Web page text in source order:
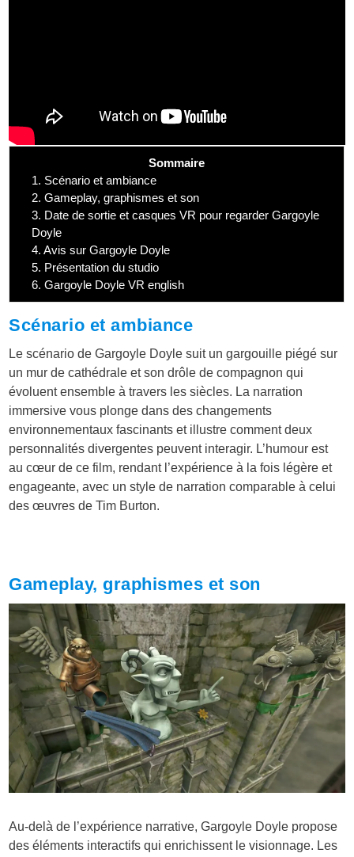
Sommaire
1. Scénario et ambiance
2. Gameplay, graphismes et son
3. Date de sortie et casques VR pour regarder Gargoyle
Doyle
4. Avis sur Gargoyle Doyle
5. Présentation du studio
6. Gargoyle Doyle VR english
Scénario et ambiance
Le scénario de Gargoyle Doyle suit un gargouille piégé sur
un mur de cathédrale et son drôle de compagnon qui
évoluent ensemble à travers les siècles. La narration
immersive vous plonge dans des changements
environnementaux fascinants et illustre comment deux
personnalités divergentes peuvent interagir. L’humour est
au cœur de ce film, rendant l’expérience à la fois légère et
engageante, avec un style de narration comparable à celui
des œuvres de Tim Burton.
Gameplay, graphismes et son
Au-delà de l’expérience narrative, Gargoyle Doyle propose
des éléments interactifs qui enrichissent le visionnage. Les